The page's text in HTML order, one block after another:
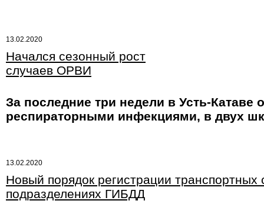
13.02.2020
Начался сезонный рост
случаев ОРВИ
За последние три недели в Усть-
респираторными инфекциями, в двух
13.02.2020
Новый порядок регистрации транспортных
подразделениях ГИБДД